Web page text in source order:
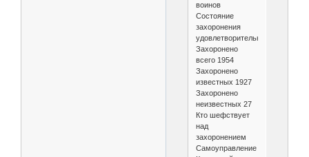
воинов
Состояние
захоронения
удовлетворительное
Захоронено
всего 1954
Захоронено
известных 1927
Захоронено
неизвестных 27
Кто шефствует
над
захоронением
Самоуправление